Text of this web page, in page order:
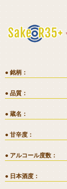
銘柄
品質
蔵名
甘辛度
アルコール度数
日本酒度